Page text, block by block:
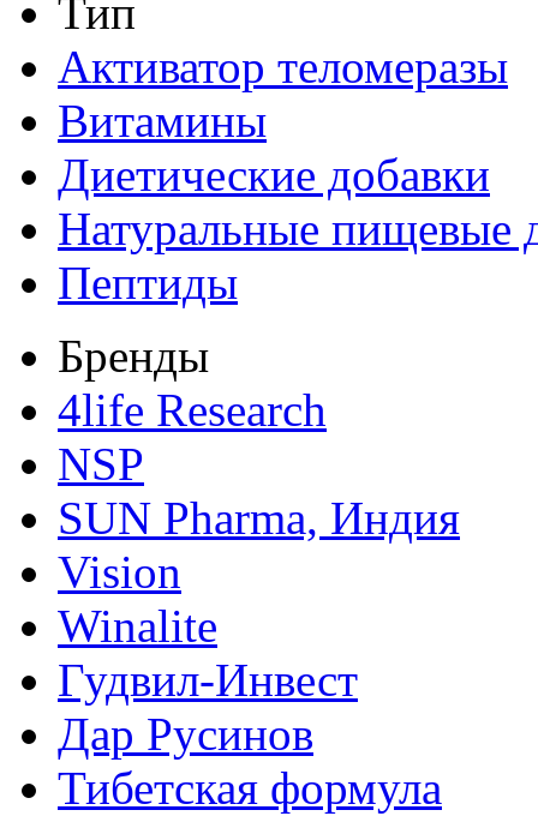
Тип
Активатор теломеразы
Витамины
Диетические добавки
Натуральные пищевые
Пептиды
Бренды
4life Research
NSP
SUN Pharma, Индия
Vision
Winalite
Гудвил-Инвест
Дар Русинов
Тибетская формула